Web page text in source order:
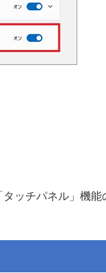
ッチパネル」機能